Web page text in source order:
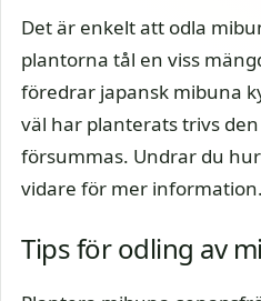
Det är enkelt att odla
plantorna tål en viss
föredrar japansk mibuna
väl har planterats trivs
försummas. Undrar du
vidare för mer information.
Tips för odling av